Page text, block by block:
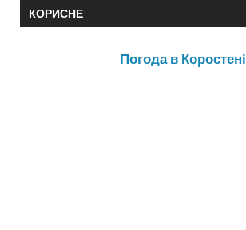
КОРИСНЕ
Погода в Коростені